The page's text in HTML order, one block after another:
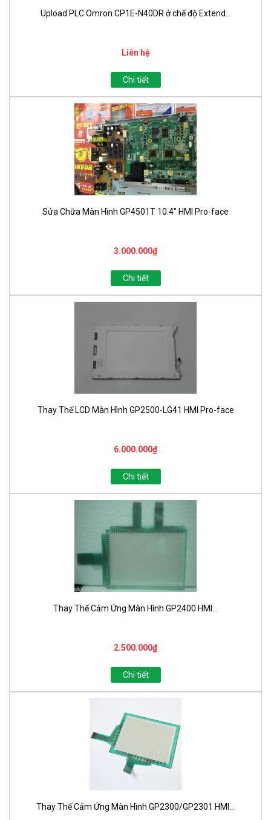
Upload PLC Omron CP1E-N40DR ở chế độ Extend...
Liên hệ
Chi tiết
Sửa Chữa Màn Hình GP4501T 10.4" HMI Pro-face
3.000.000₫
Chi tiết
Thay Thế LCD Màn Hình GP2500-LG41 HMI Pro-face
6.000.000₫
Chi tiết
Thay Thế Cảm Ứng Màn Hình GP2400 HMI...
2.500.000₫
Chi tiết
Thay Thế Cảm Ứng Màn Hình GP2300/GP2301 HMI...